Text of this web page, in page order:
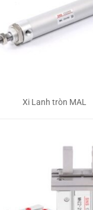
Xi Lanh tròn MAL